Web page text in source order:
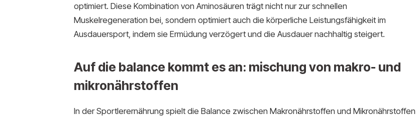
optimiert. Diese Kombination von Aminosäuren trägt nicht nur zur schnellen
Muskelregeneration bei, sondern optimiert auch die körperliche Leistungsfähigkeit im
Ausdauersport, indem sie Ermüdung verzögert und die Ausdauer nachhaltig steigert.
Auf die balance kommt es an: mischung von makro- und
mikronährstoffen
In der Sportlerernährung spielt die Balance zwischen Makronährstoffen und Mikronährstoffen